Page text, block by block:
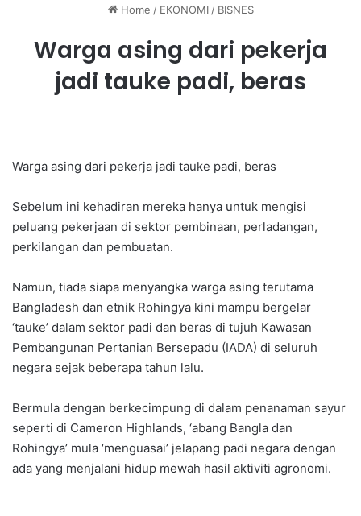
Home / EKONOMI / BISNES
Warga asing dari pekerja
jadi tauke padi, beras
Warga asing dari pekerja jadi tauke padi, beras
Sebelum ini kehadiran mereka hanya untuk mengisi
peluang pekerjaan di sektor pembinaan, perladangan,
perkilangan dan pembuatan.
Namun, tiada siapa menyangka warga asing terutama
Bangladesh dan etnik Rohingya kini mampu bergelar
‘tauke’ dalam sektor padi dan beras di tujuh Kawasan
Pembangunan Pertanian Bersepadu (IADA) di seluruh
negara sejak beberapa tahun lalu.
Bermula dengan berkecimpung di dalam penanaman sayur
seperti di Cameron Highlands, ‘abang Bangla dan
Rohingya’ mula ‘menguasai’ jelapang padi negara dengan
ada yang menjalani hidup mewah hasil aktiviti agronomi.